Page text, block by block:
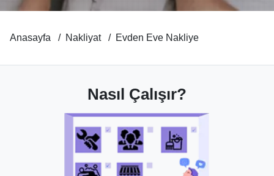
Anasayfa Nakliyat Evden Eve Nakliye
Nasıl Çalışır?